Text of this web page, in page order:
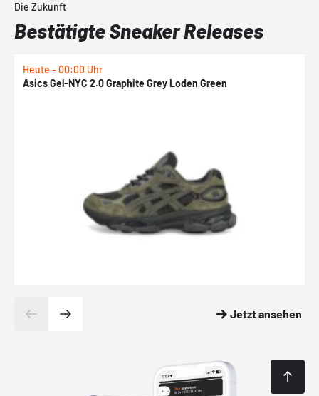
Die Zukunft
Bestätigte Sneaker Releases
Heute - 00:00 Uhr
Asics Gel-NYC 2.0 Graphite Grey Loden Green
Jetzt ansehen